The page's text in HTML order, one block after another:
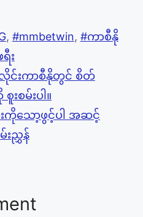
, #mmbetwin, #ကာစီနို
း
လိုင်းကာစီနိုတွင် စိတ်
းစမ်းပါ။
းကိုသော့ဖွင့်ပါ အဆင့်
ညွှန်